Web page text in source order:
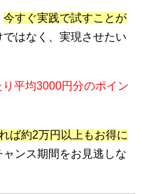
今すぐ実践で試すことが
はなく、実現させたい
平均3000円分のポイン
ば約2万円以上もお得に
ンス期間をお見逃しな